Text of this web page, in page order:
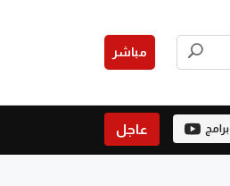
مباشر
برامج عاجل